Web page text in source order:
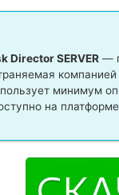
Director SERVER—
минимум
на